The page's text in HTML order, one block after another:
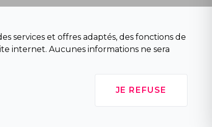
services et offres adaptés, des fonctions de
internet. Aucunes informations ne sera
JE REFUSE